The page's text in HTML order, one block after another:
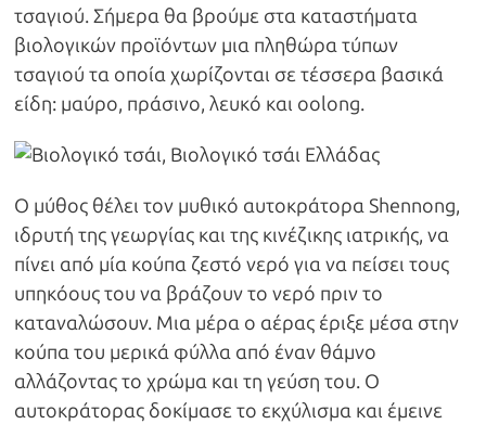
τσαγιού. Σήμερα θα βρούμε στα καταστήματα
βιολογικών προϊόντων μια πληθώρα τύπων
τσαγιού τα οποία χωρίζονται σε τέσσερα βασικά
είδη: μαύρο, πράσινο, λευκό και oolong.
Ο μύθος θέλει τον μυθικό αυτοκράτορα Shennong,
ιδρυτή της γεωργίας και της κινέζικης ιατρικής, να
πίνει από μία κούπα ζεστό νερό για να πείσει τους
υπηκόους του να βράζουν το νερό πριν το
καταναλώσουν. Μια μέρα ο αέρας έριξε μέσα στην
κούπα του μερικά φύλλα από έναν θάμνο
αλλάζοντας το χρώμα και τη γεύση του. Ο
αυτοκράτορας δοκίμασε το εκχύλισμα και έμεινε